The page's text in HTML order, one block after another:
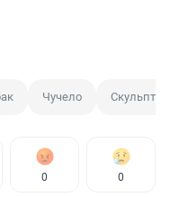
Чучело
0 0